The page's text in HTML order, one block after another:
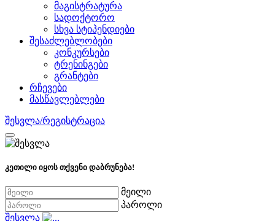
მაგისტრატურა
სადოქტორო
სხვა სტიპენდიები
შესაძლებლობები
კონკურსები
ტრენინგები
გრანტები
რჩევები
მასწავლებლები
შესვლა/რეგისტრაცია
კეთილი იყოს თქვენი დაბრუნება!
მეილი
პაროლი
შესვლა